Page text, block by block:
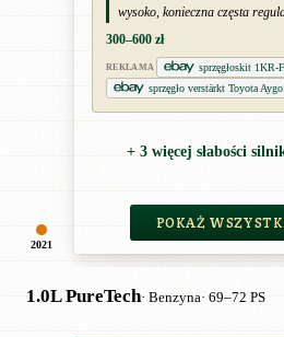
2021
wysoko, konieczna częsta
300–600 zł
REKLAMA
sprzęgłoskit 1KR-
sprzęgło verstärkt Toyota
+ 3 więcej słabości
POKAŻ
1.0L PureTech· Benzyna· 69–72 PS